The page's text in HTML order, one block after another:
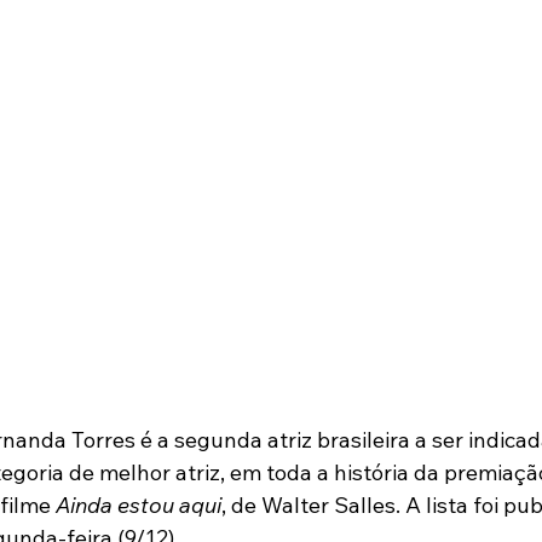
Torres é a segunda atriz brasileira a ser
de melhor atriz, em toda a história da
Ainda estou aqui, de Walter Salles. A lista foi